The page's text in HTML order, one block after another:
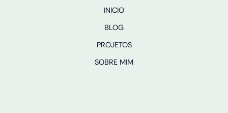
INICIO
BLOG
PROJETOS
SOBRE MIM